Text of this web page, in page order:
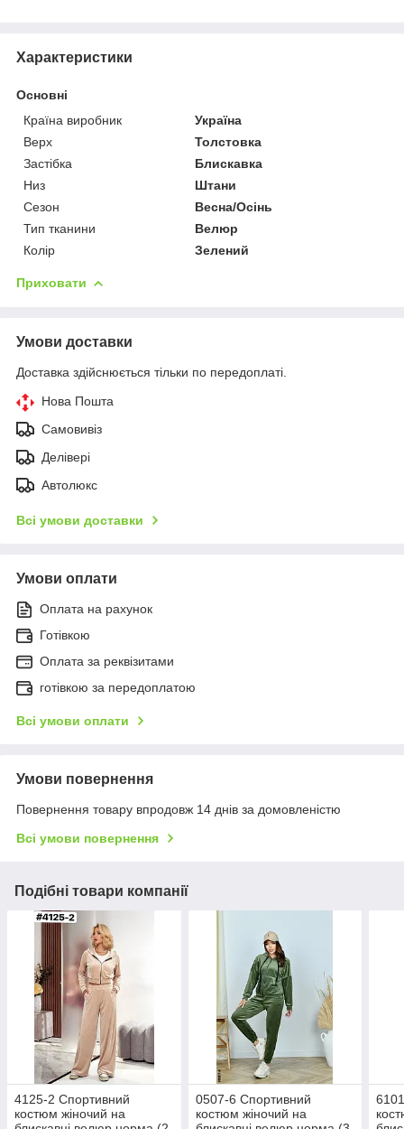
Характеристики
Основні
Країна виробник
Україна
Верх
Толстовка
Застібка
Блискавка
Низ
Штани
Сезон
Весна/Осінь
Тип тканини
Велюр
Колір
Зелений
Приховати
Умови доставки
Доставка здійснюється тільки по передоплаті.
Нова Пошта
Самовивіз
Делівері
Автолюкс
Всі умови доставки
Умови оплати
Оплата на рахунок
Готівкою
Оплата за реквізитами
готівкою за передоплатою
Всі умови оплати
Умови повернення
Повернення товару впродовж 14 днів за домовленістю
Всі умови повернення
Подібні товари компанії
4125-2 Спортивний
костюм жіночий на
0507-6 Спортивний
костюм жіночий на